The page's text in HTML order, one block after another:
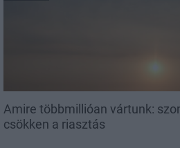
Amire többmillióan vártunk:
csökken a riasztás